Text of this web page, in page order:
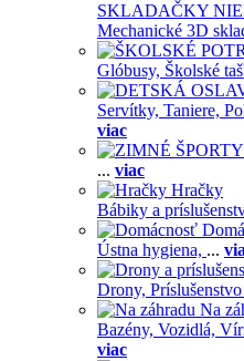
SKLADAČKY
Mechanické 3D
Glóbusy, Školské
Servítky, Taniere,
viac
... viac
Hračky
Bábiky a
Ústna hygiena, ...
Drony,
Na
Bazény, Vozidlá,
viac